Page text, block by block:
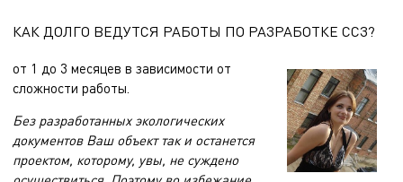
КАК ДОЛГО ВЕДУТСЯ РАБОТЫ ПО РАЗРАБОТКЕ ССЗ?
от 1 до 3 месяцев в зависимости от
сложности работы.
Без разработанных экологических
документов Ваш объект так и останется
проектом, которому, увы, не суждено